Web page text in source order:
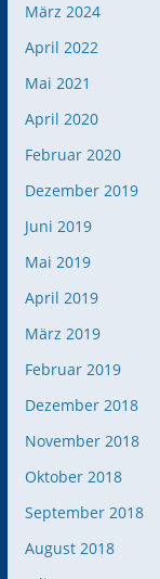
März 2024
April 2022
Mai 2021
April 2020
Februar 2020
Dezember 2019
Juni 2019
Mai 2019
April 2019
März 2019
Februar 2019
Dezember 2018
November 2018
Oktober 2018
September 2018
August 2018